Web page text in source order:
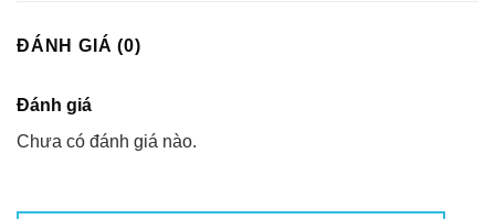
ĐÁNH GIÁ (0)
Đánh giá
Chưa có đánh giá nào.